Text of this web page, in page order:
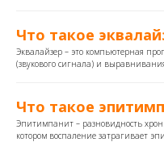
Что такое
Эквалайзер – это компьютерная
(звукового сигнала) и
Что такое
Эпитимпанит – разновидность
котором воспаление затрагивает